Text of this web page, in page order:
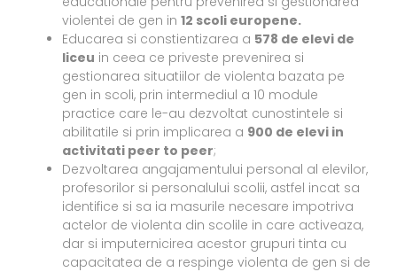
violentei de gen in 12 scoli europene.
Educarea si constientizarea a 578 de elevi de
liceu in ceea ce priveste prevenirea si
gestionarea situatiilor de violenta bazata pe
gen in scoli, prin intermediul a 10 module
practice care le-au dezvoltat cunostintele si
abilitatile si prin implicarea a 900 de elevi in
activitati peer to peer;
Dezvoltarea angajamentului personal al elevilor,
profesorilor si personalului scolii, astfel incat sa
identifice si sa ia masurile necesare impotriva
actelor de violenta din scolile in care activeaza,
dar si imputernicirea acestor grupuri tinta cu
capacitatea de a respinge violenta de gen si de